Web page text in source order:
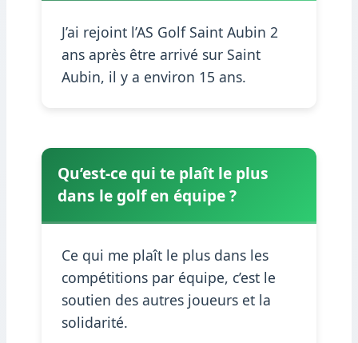
J’ai rejoint l’AS Golf Saint Aubin 2
ans après être arrivé sur Saint
Aubin, il y a environ 15 ans.
Qu’est-ce qui te plaît le plus
dans le golf en équipe ?
Ce qui me plaît le plus dans les
compétitions par équipe, c’est le
soutien des autres joueurs et la
solidarité.